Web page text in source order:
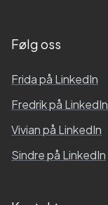
Følg oss
Fridapå LinkedIn
Fredrikpå LinkedIn
Vivianpå LinkedIn
Sindrepå LinkedIn